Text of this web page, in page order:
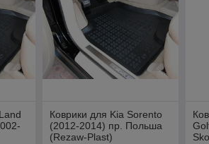
Коврики для Kia Sorento
(2012-2014) пр. Польша
(Rezaw-Plast)